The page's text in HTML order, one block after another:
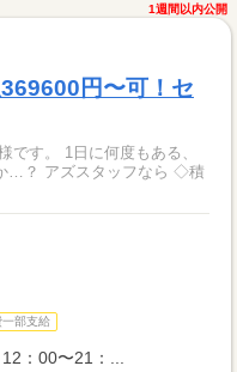
1週間以内公開
円〜可！セ
ら ◇積
一部支給
：00〜21：...